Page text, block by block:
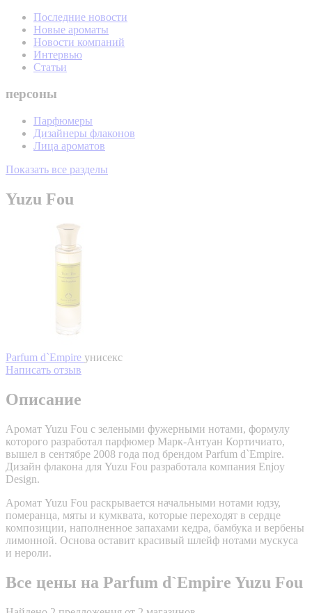
Последние новости
Новые ароматы
Новости компаний
Интервью
Статьи
персоны
Парфюмеры
Дизайнеры флаконов
Лица ароматов
Показать все разделы
Yuzu Fou
Parfum d`Empire унисекс
Написать отзыв
Описание
Аромат Yuzu Fou с зелеными фужерными нотами, формулу
которого разработал парфюмер Марк-Антуан Кортичиато,
вышел в сентябре 2008 года под брендом Parfum d`Empire.
Дизайн флакона для Yuzu Fou разработала компания Enjoy
Design.
Аромат Yuzu Fou раскрывается начальными нотами юдзу,
померанца, мяты и кумквата, которые переходят в сердце
композиции, наполненное запахами кедра, бамбука и вербены
лимонной. Основа оставит красивый шлейф нотами мускуса
и нероли.
Все цены на Parfum d`Empire Yuzu Fou